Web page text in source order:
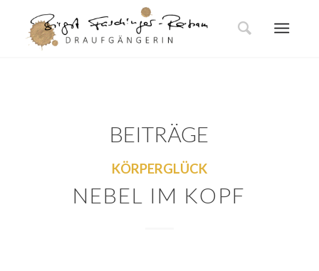
BEITRÄGE
KÖRPERGLÜCK
NEBEL IM KOPF